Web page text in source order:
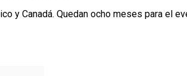
y Canadá. Quedan ocho meses para el